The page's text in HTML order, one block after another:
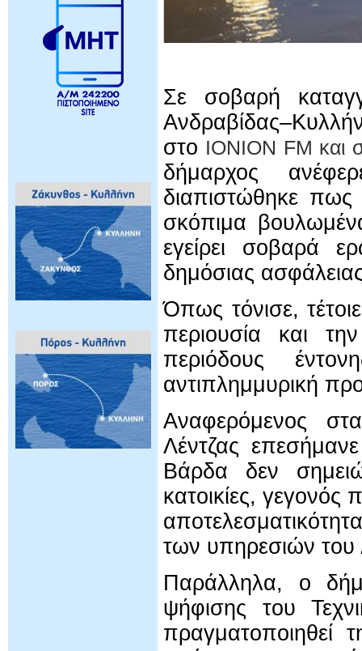
Σε σοβαρή
στo IONION FM και
δήμαρχος
διαπιστώθηκε
σκόπιμα
εγείρει σοβαρά
δημόσιας
Όπως τόνισε,
περιουσία και
περιόδους
αντιπλημμυρική
Αναφερόμενος
Λέντζας
Βάρδα δεν
κατοικίες,
των υπηρεσιών
Παράλληλα, ο
ψήφισης του
πραγματοποιηθεί